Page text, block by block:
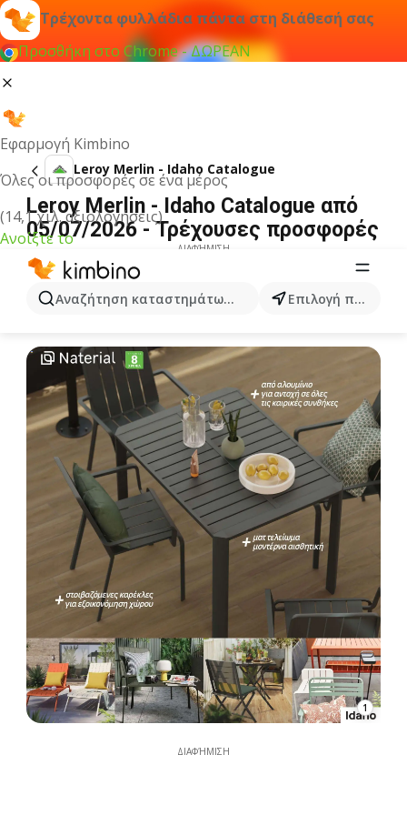
Τρέχοντα φυλλάδια πάντα στη διάθεσή σας
Προσθήκη στο Chrome - ΔΩΡΕΑΝ
Εφαρμογή Kimbino
Όλες οι προσφορές σε ένα μέρος
(14,1 χιλ. αξιολογήσεις)
Ανοίξτε το
Αναζήτηση καταστημάτων, κατηγοριών, προϊόντων...
Επιλογή πόλης
Leroy Merlin - Idaho Catalogue
Leroy Merlin - Idaho Catalogue από
05/07/2026 - Τρέχουσες προσφορές
ΔΙΑΦΉΜΙΣΗ
1
ΔΙΑΦΉΜΙΣΗ